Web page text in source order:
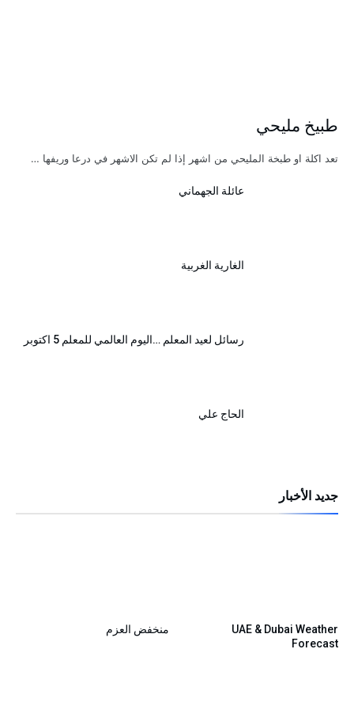
طبيخ مليحي
تعد اكلة او طبخة المليحي من اشهر إذا لم تكن الاشهر في درعا وريفها …
عائلة الجهماني
الغارية الغربية
رسائل لعيد المعلم …اليوم العالمي للمعلم 5 اكتوبر
الحاج علي
جديد الأخبار
منخفض العزم
UAE & Dubai Weather
Forecast